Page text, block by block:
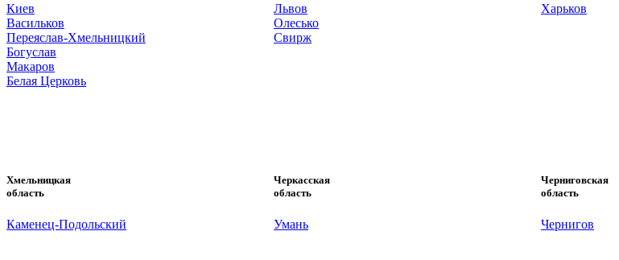
Киев
Васильков
Переяслав-Хмельницкий
Богуслав
Макаров
Белая Церковь
Львов
Олесько
Свирж
Харьков
Хмельницкая
область
Черкасская
область
Черниговская
область
Каменец-Подольский Умань Чернигов